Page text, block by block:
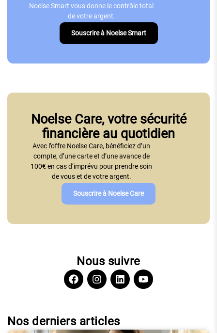
Noelse Smart vous donne le contrôle total
de votre argent.
Souscrire à Noelse Smart
Noelse Care, votre sécurité
financière au quotidien
Avec l’offre Noelse Care, bénéficiez d’un
compte, d’une carte et d’une avance de
100€ en cas d’imprévu pour prendre soin
de vous et de votre argent.
Souscrire à Noelse Care
Nous suivre
Nos derniers articles